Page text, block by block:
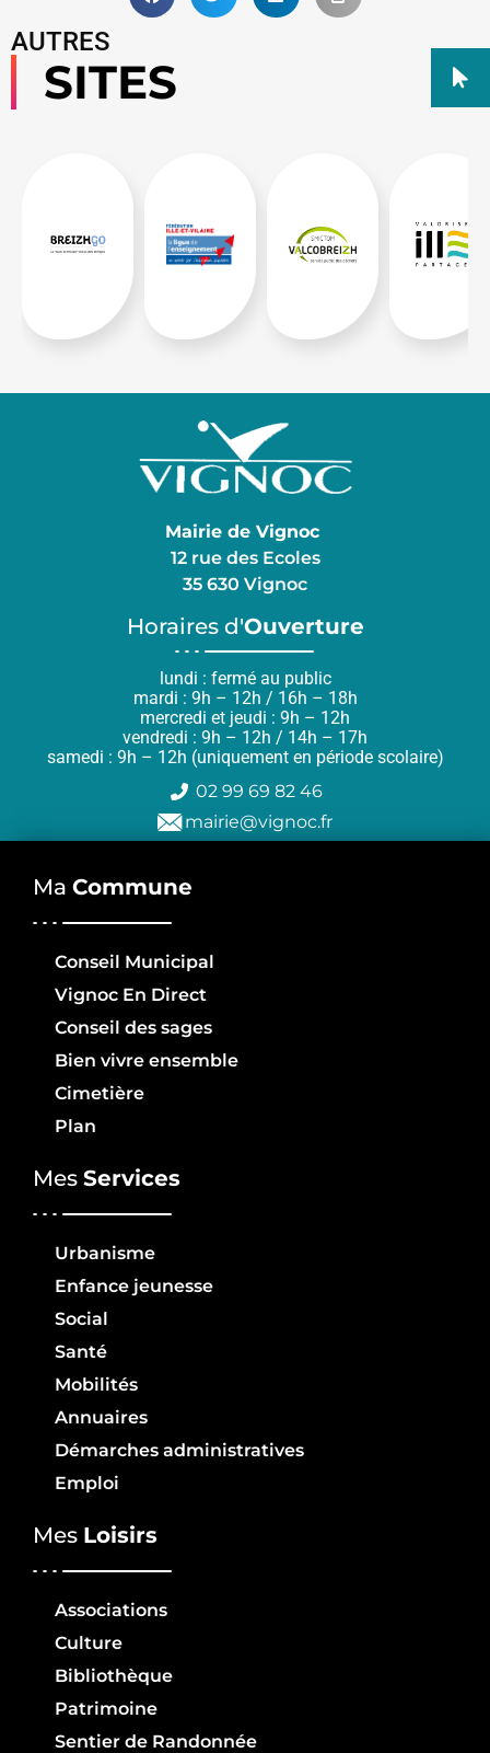
AUTRES
SITES
Mairie de Vignoc
12 rue des Ecoles
35 630 Vignoc
Horaires d'Ouverture
lundi : fermé au public
mardi : 9h – 12h / 16h – 18h
mercredi et jeudi : 9h – 12h
vendredi : 9h – 12h / 14h – 17h
samedi : 9h – 12h (uniquement en période scolaire)
02 99 69 82 46
mairie@vignoc.fr
Ma Commune
Conseil Municipal
Vignoc En Direct
Conseil des sages
Bien vivre ensemble
Cimetière
Plan
Mes Services
Urbanisme
Enfance jeunesse
Social
Santé
Mobilités
Annuaires
Démarches administratives
Emploi
Mes Loisirs
Associations
Culture
Bibliothèque
Patrimoine
Sentier de Randonnée